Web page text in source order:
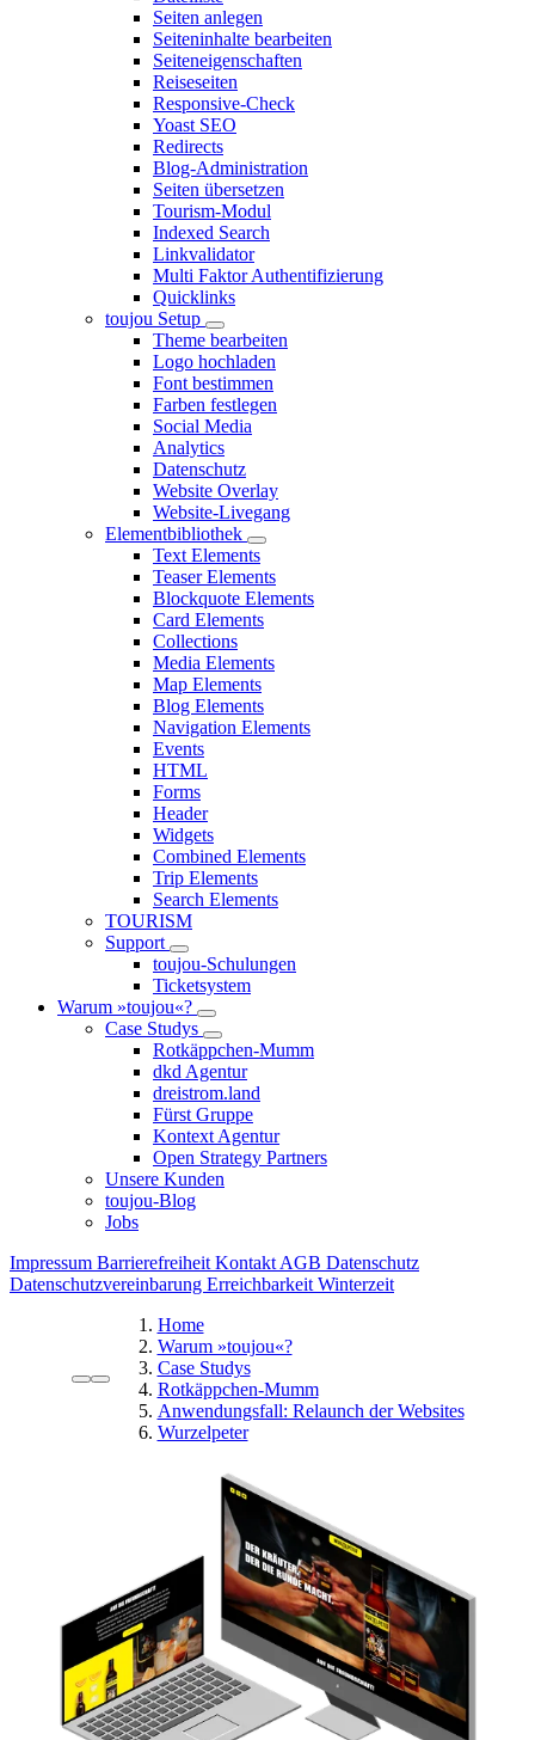
Seiten anlegen
Seiteninhalte bearbeiten
Seiteneigenschaften
Reiseseiten
Responsive-Check
Yoast SEO
Redirects
Blog-Administration
Seiten übersetzen
Tourism-Modul
Indexed Search
Linkvalidator
Multi Faktor Authentifizierung
Quicklinks
toujou Setup
Theme bearbeiten
Logo hochladen
Font bestimmen
Farben festlegen
Social Media
Analytics
Datenschutz
Website Overlay
Website-Livegang
Elementbibliothek
Text Elements
Teaser Elements
Blockquote Elements
Card Elements
Collections
Media Elements
Map Elements
Blog Elements
Navigation Elements
Events
HTML
Forms
Header
Widgets
Combined Elements
Trip Elements
Search Elements
TOURISM
Support
toujou-Schulungen
Ticketsystem
Warum »toujou«?
Case Studys
Rotkäppchen-Mumm
dkd Agentur
dreistrom.land
Fürst Gruppe
Kontext Agentur
Open Strategy Partners
Unsere Kunden
toujou-Blog
Jobs
Impressum Barrierefreiheit Kontakt AGB Datenschutz
Datenschutzvereinbarung Erreichbarkeit Winterzeit
Home
Warum »toujou«?
Case Studys
Rotkäppchen-Mumm
Anwendungsfall: Relaunch der Websites
Wurzelpeter